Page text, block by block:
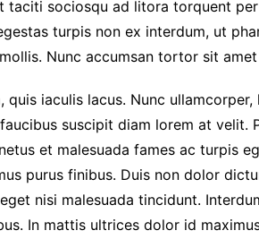
taciti sociosqu ad litora torquent
turpis non ex interdum, ut
Nunc accumsan tortor sit
quis iaculis lacus. Nunc
suscipit diam lorem at velit.
et malesuada fames ac turpis
purus finibus. Duis non dolor
nisi malesuada tincidunt.
In mattis ultrices dolor id